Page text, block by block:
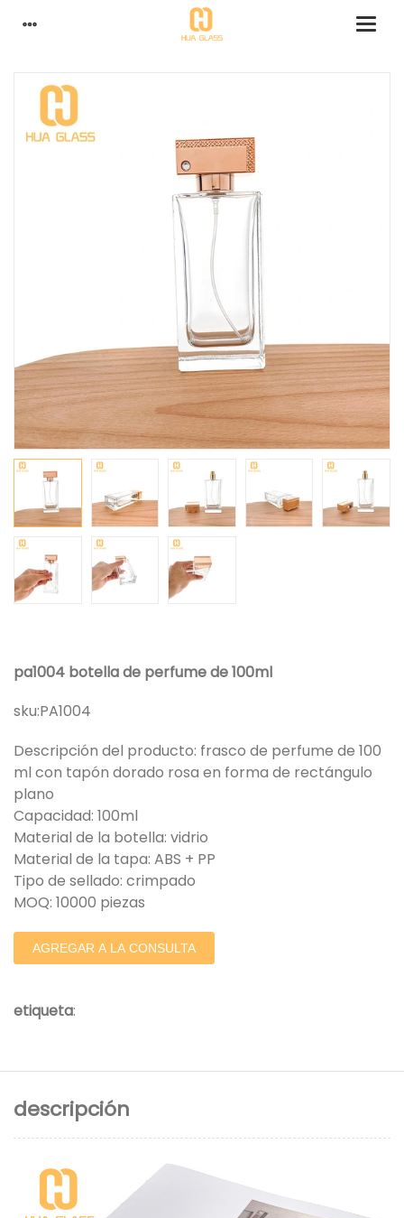
pa1004 botella de perfume de 100ml
sku:PA1004
Descripción del producto: frasco de perfume de 100
ml con tapón dorado rosa en forma de rectángulo
plano
Capacidad: 100ml
Material de la botella: vidrio
Material de la tapa: ABS + PP
Tipo de sellado: crimpado
MOQ: 10000 piezas
AGREGAR A LA CONSULTA
etiqueta:
descripción